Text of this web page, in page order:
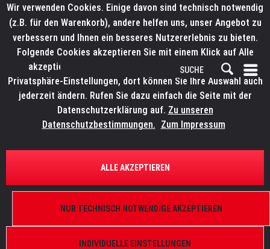
ÜBERSICHT ERSATZTEILE
WORK LW 150 / 155
Wir verwenden Cookies. Einige davon sind technisch notwendig
(z.B. für den Warenkorb), andere helfen uns, unser Angebot zu
verbessern und Ihnen ein besseres Nutzererlebnis zu bieten.
Folgende Cookies akzeptieren Sie mit einem Klick auf Alle
akzeptieren. Weitere Informationen finden Sie in den
Privatsphäre-Einstellungen, dort können Sie Ihre Auswahl auch
jederzeit ändern. Rufen Sie dazu einfach die Seite mit der
Datenschutzerklärung auf. Zu unseren
Datenschutzbestimmungen. Zum Impressum
INDIVIDUELLE EINSTELLUNGEN
NUR TECHNISCH NOTWENDIGE AKZEPTIEREN
ALLE AKZEPTIEREN